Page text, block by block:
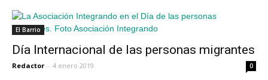
El Barrio
Día Internacional de las personas migrantes
Redactor - 4 enero 2019 0